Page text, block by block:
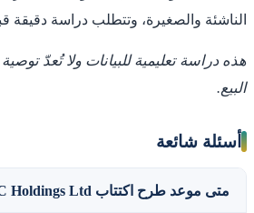
الناشئة والصغيرة، وتتطلب دراسة دقيقة
هذه دراسة تعليمية للبيانات ولا تُعدّ توصية
البيع.
أسئلة شائعة
متى موعد طرح اكتتاب DSC Holdings Ltd.؟